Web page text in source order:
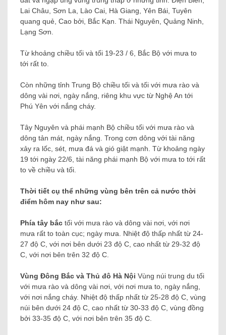
Lai Châu, Sơn La, Lào Cai, Hà Giang, Yên Bái, Tuyên
quang quẻ, Cao bởi, Bắc Kạn. Thái Nguyên, Quảng Ninh,
Lạng Sơn.
Từ khoảng chiều tối và tối 19-23 / 6, Bắc Bộ với mưa to
tới rất to.
Còn những tỉnh Trung Bộ chiều tối và tối với mưa rào và
dông vài nơi, ngày nắng, riêng khu vực từ Nghệ An tới
Phú Yên với nắng cháy.
Tây Nguyên và phái mạnh Bộ chiều tối với mưa rào và
dông tản mát, ngày nắng. Trong cơn dông với tài năng
xảy ra lốc, sét, mưa đá và gió giật mạnh. Từ khoảng ngày
19 tới ngày 22/6, tài năng phái mạnh Bộ với mưa to tới rất
to về chiều và tối.
Thời tiết cụ thể những vùng bên trên cả nước thời
điểm hôm nay như sau:
Phía tây bắc tối với mưa rào và dông vài nơi, với nơi
mưa rất to toàn cục; ngày mưa. Nhiệt độ thấp nhất từ ​​24-
27 độ C, với nơi bên dưới 23 độ C, cao nhất từ ​​29-32 độ
C, với nơi bên trên 32 độ C.
Vùng Đông Bắc và Thủ đô Hà Nội Vùng núi trung du tối
với mưa rào và dông vài nơi, với nơi mưa to, ngày nắng,
với nơi nắng cháy. Nhiệt độ thấp nhất từ ​​25-28 độ C, vùng
núi bên dưới 24 độ C, cao nhất từ ​​30-33 độ C, vùng đồng
bởi 33-35 độ C, với nơi bên trên 35 độ C.